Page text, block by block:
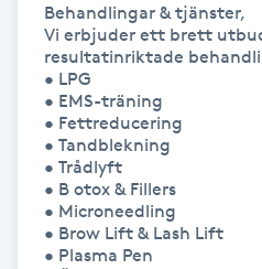
Mesoterapi
MicroPen
Microshading
Mixfransar
Behandlingar & tjänster,
Vi erbjuder ett brett
resultatinriktade
• LPG
• EMS-träning
• Fettreducering
• Tandblekning
• Trådlyft
• B otox & Fillers
• Microneedling
• Brow Lift & Lash Lift
• Plasma Pen